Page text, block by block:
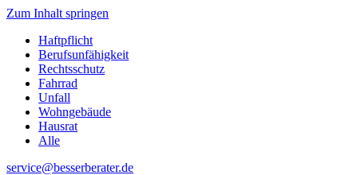
Zum Inhalt springen
Haftpflicht
Berufsunfähigkeit
Rechtsschutz
Fahrrad
Unfall
Wohngebäude
Hausrat
Alle
service@besserberater.de